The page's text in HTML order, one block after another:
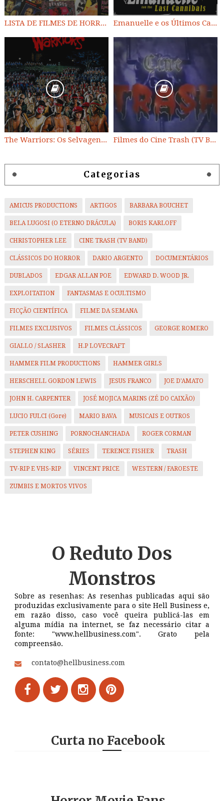
LISTA DE FILMES DE HORROR/ TRASH/ SUSPENSE/ SCI-FI/ EXPLOITATION E OUTROS Emanuelle e os Últimos Canibais
The Warriors: Os Selvagens da Noite Filmes do Cine Trash (TV BAND)
Categorias
AMICUS PRODUCTIONS ARTIGOS BARBARA BOUCHET
BELA LUGOSI (O ETERNO DRÁCULA) BORIS KARLOFF
CHRISTOPHER LEE CINE TRASH (TV BAND)
CLÁSSICOS DO HORROR DARIO ARGENTO DOCUMENTÁRIOS
DUBLADOS EDGAR ALLAN POE EDWARD D. WOOD JR.
EXPLOITATION FANTASMAS E OCULTISMO
FICÇÃO CIENTÍFICA FILME DA SEMANA
FILMES EXCLUSIVOS FILMES CLÁSSICOS GEORGE ROMERO
GIALLO / SLASHER H.P LOVECRAFT
HAMMER FILM PRODUCTIONS HAMMER GIRLS
HERSCHELL GORDON LEWIS JESUS FRANCO JOE D'AMATO
JOHN H. CARPENTER JOSÉ MOJICA MARINS (ZÉ DO CAIXÃO)
LUCIO FULCI (Gore) MARIO BAVA MUSICAIS E OUTROS
PETER CUSHING PORNOCHANCHADA ROGER CORMAN
STEPHEN KING SÉRIES TERENCE FISHER TRASH
TV-RIP E VHS-RIP VINCENT PRICE WESTERN / FAROESTE
ZUMBIS E MORTOS VIVOS
O Reduto Dos
Monstros
Sobre as resenhas: As resenhas publicadas aqui são
produzidas exclusivamente para o site Hell Business e,
em razão disso, caso você queira publicá-las em
alguma mídia na internet, se faz necessário citar a
fonte: "www.hellbusiness.com". Grato pela
compreensão.
contato@hellbusiness.com
Curta no Facebook